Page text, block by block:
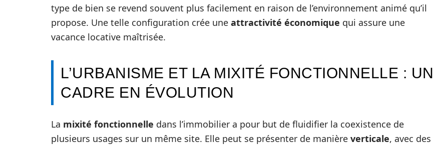
type de bien se revend souvent plus facilement en raison de l’environnement animé qu’il
propose. Une telle configuration crée une attractivité économique qui assure une
vacance locative maîtrisée.
L’URBANISME ET LA MIXITÉ FONCTIONNELLE : UN
CADRE EN ÉVOLUTION
La mixité fonctionnelle dans l’immobilier a pour but de fluidifier la coexistence de
plusieurs usages sur un même site. Elle peut se présenter de manière verticale, avec des